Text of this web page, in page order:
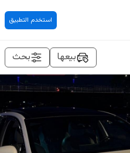
استخدم التطبيق
بيعها بحث